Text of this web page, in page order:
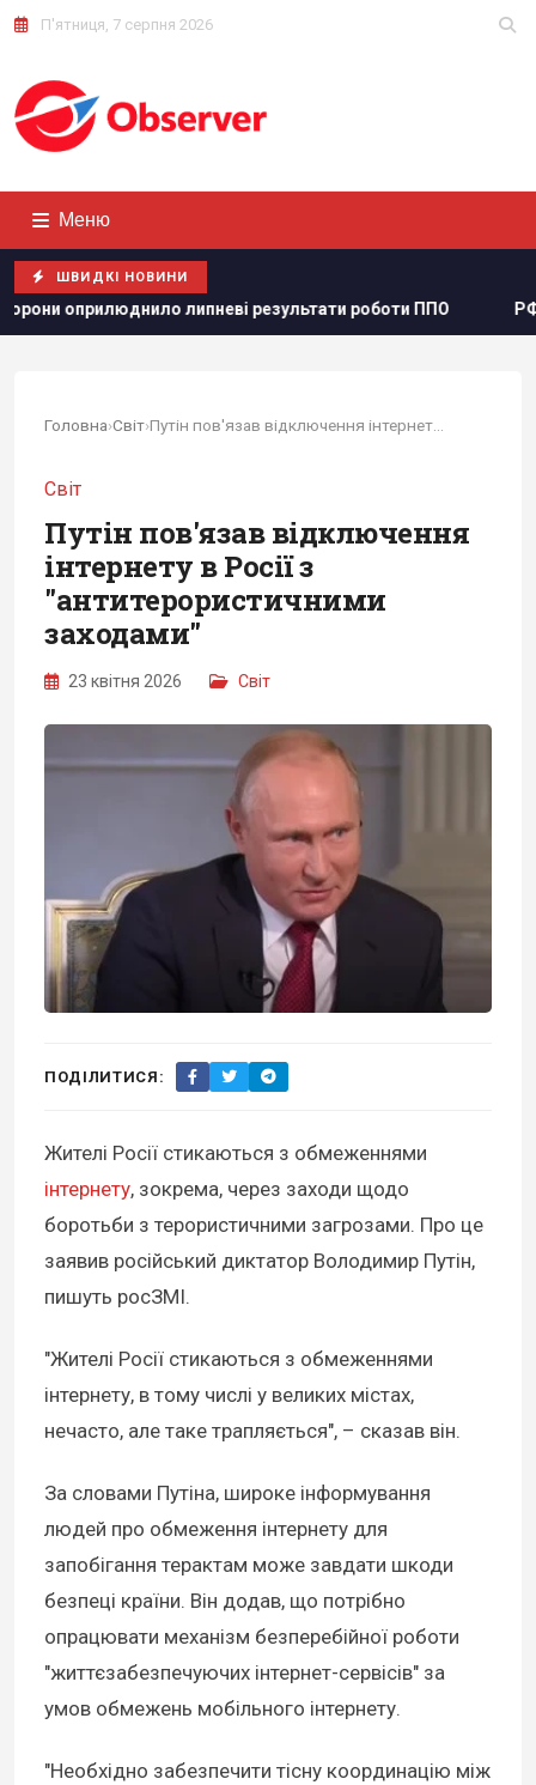
П'ятниця, 7 серпня 2026
Меню
ШВИДКІ НОВИНИ
результати роботи ППО РФ нарощує випуск
Головна›Світ›
Світ
Путін пов'язав відключення
інтернету в Росії з
"антитерористичними
заходами"
23 квітня 2026 Світ
ПОДІЛИТИСЯ:
Жителі Росії стикаються з обмеженнями
інтернету, зокрема, через заходи щодо
боротьби з терористичними загрозами. Про це
заявив російський диктатор Володимир Путін,
пишуть росЗМІ.
"Жителі Росії стикаються з обмеженнями
інтернету, в тому числі у великих містах,
нечасто, але таке трапляється", – сказав він.
За словами Путіна, широке інформування
людей про обмеження інтернету для
запобігання терактам може завдати шкоди
безпеці країни. Він додав, що потрібно
опрацювати механізм безперебійної роботи
"життєзабезпечуючих інтернет-сервісів" за
умов обмежень мобільного інтернету.
"Необхідно забезпечити тісну координацію між